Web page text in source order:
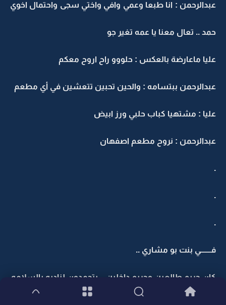
عبدالرحمن : انا طبعا وعمي وافي واختي سجى واحتمال اخوي
حمد .. تعال معنا يا عمه تغير جو
عليا ماعارضة بالعكس : حلووو راح اروح معكم
عبدالرحمن ببتسامه : والحين تحبين تتعشين في أي مطعم
عليا : مشتهيا كباب حلبي ورز ابيض
عبدالرحمن : نروح مطعم اصفهان
.
.
.
فـــــــي بنت بو مشاري ..
كان حريم طالعين وحريم داخلين .. يتحمدون لناديه بالسلامه